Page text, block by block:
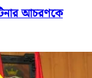
আচরণকে